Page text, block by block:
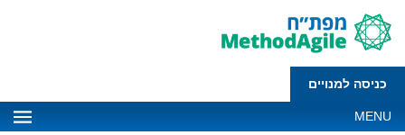
כניסה למנויים
MENU